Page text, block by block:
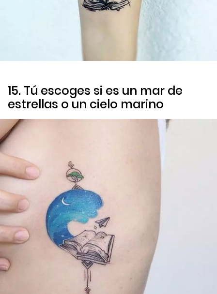
15. Tú escoges si es un mar de
estrellas o un cielo marino